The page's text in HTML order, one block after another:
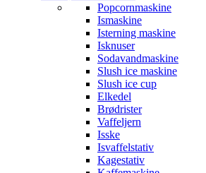
Popcornmaskine
Ismaskine
Isterning maskine
Isknuser
Sodavandmaskine
Slush ice maskine
Slush ice cup
Elkedel
Brødrister
Vaffeljern
Isske
Isvaffelstativ
Kagestativ